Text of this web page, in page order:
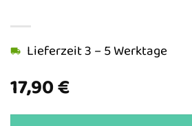
17,90€
Lieferzeit 3 – 5 Werktage